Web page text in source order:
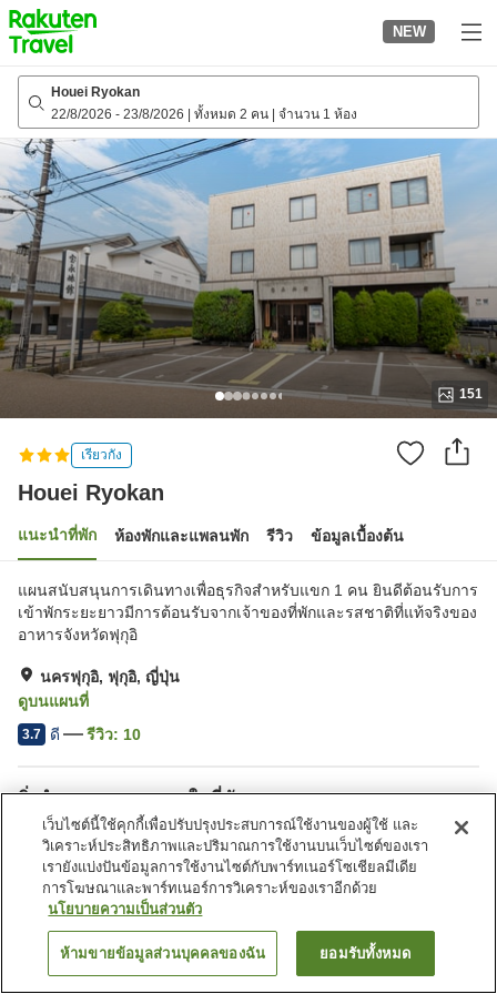
to
top
page
NEW
Houei Ryokan
22/8/2026 - 23/8/2026 ทั้งหมด 2 คน จำนวน 1 ห้อง
151
เรียวกัง
Houei Ryokan
แนะนำที่พัก ห้องพักและแพลนพัก รีวิว ข้อมูลเบื้องต้น
แผนสนับสนุนการเดินทางเพื่อธุรกิจสำหรับแขก 1 คน ยินดีต้อนรับการ
เข้าพักระยะยาวมีการต้อนรับจากเจ้าของที่พักและรสชาติที่แท้จริงของ
อาหารจังหวัดฟุกุอิ
นครฟุกุอิ, ฟุกุอิ, ญี่ปุ่น
ดูบนแผนที่
3.7 ดี รีวิว: 10
สิ่งอำนวยความสะดวกในที่พัก
ที่จอดรถ
สปา/บิวตี้ซาลอน
ตู้จำหน่ายอัตโนมัติ
บริการซักผ้า (มีค่าบริการ)
หน้าแรก ญี่ปุ่น ฟุกุอิ
ค้นหาห้องพัก
เว็บไซต์นี้ใช้คุกกี้เพื่อปรับปรุงประสบการณ์ใช้งานของผู้ใช้ และ
วิเคราะห์ประสิทธิภาพและปริมาณการใช้งานบนเว็บไซต์ของเรา
เรายังแบ่งปันข้อมูลการใช้งานไซต์กับพาร์ทเนอร์โซเชียลมีเดีย
การโฆษณาและพาร์ทเนอร์การวิเคราะห์ของเราอีกด้วย
นโยบายความเป็นส่วนตัว
ห้ามขายข้อมูลส่วนบุคคลของฉัน ยอมรับทั้งหมด